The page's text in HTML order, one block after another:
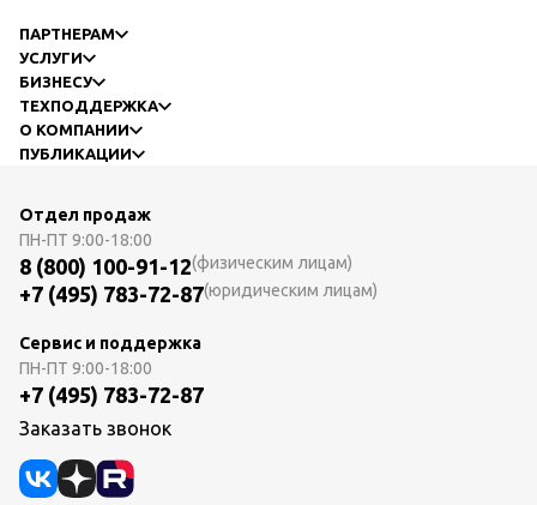
ПАРТНЕРАМ
УСЛУГИ
БИЗНЕСУ
ТЕХПОДДЕРЖКА
О КОМПАНИИ
ПУБЛИКАЦИИ
Отдел продаж
ПН-ПТ 9:00-18:00
8 (800) 100-91-12(физическим лицам)
+7 (495) 783-72-87(юридическим лицам)
Сервис и поддержка
ПН-ПТ 9:00-18:00
+7 (495) 783-72-87
Заказать звонок